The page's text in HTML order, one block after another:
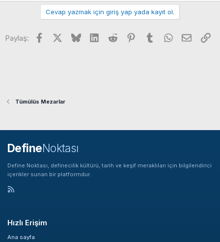
Cevap yazmak için giriş yap yada kayıt ol.
Paylaş: Facebook BlueskyLinkedIn
Reddit PinterestTumblrWhatsApp
E-posta
Tümülüs Mezarlar
DefineNoktası
Define Noktası, definecilik kültürü, tarih ve keşif meraklıları için bilgilendirici
içerikler sunan bir platformdur.
Hızlı Erişim
Ana sayfa